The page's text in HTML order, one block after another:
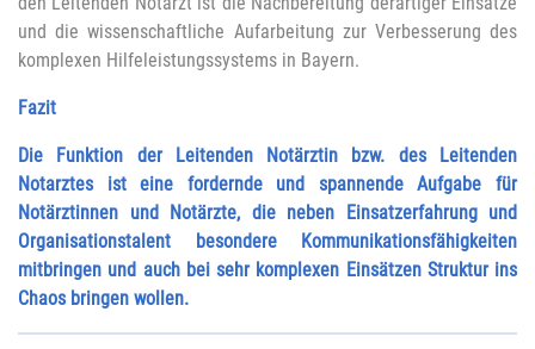
und die wissenschaftliche Aufarbeitung zur Verbesserung des
komplexen Hilfeleistungssystems in Bayern.
Fazit
Die Funktion der Leitenden Notärztin bzw. des Leitenden
Notarztes ist eine fordernde und spannende Aufgabe für
Notärztinnen und Notärzte, die neben Einsatzerfahrung und
Organisationstalent besondere Kommunikationsfähigkeiten
mitbringen und auch bei sehr komplexen Einsätzen Struktur ins
Chaos bringen wollen.